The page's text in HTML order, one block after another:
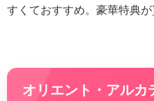
すくておすすめ。豪華特典が
オリエント・アルカ